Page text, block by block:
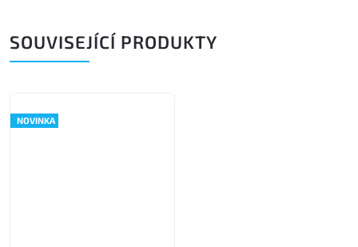
SOUVISEJÍCÍ PRODUKTY
NOVINKA